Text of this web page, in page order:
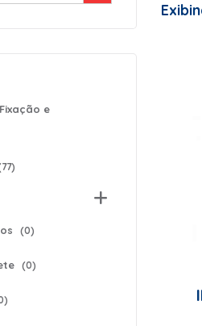
e
(0)
(0)